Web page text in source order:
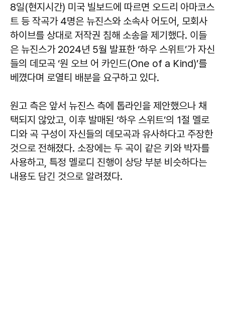
8일(현지시간) 미국 빌보드에 따르면 오드리 아마코스
트 등 작곡가 4명은 뉴진스와 소속사 어도어, 모회사
하이브를 상대로 저작권 침해 소송을 제기했다. 이들
은 뉴진스가 2024년 5월 발표한 ‘하우 스위트’가 자신
들의 데모곡 ‘원 오브 어 카인드(One of a Kind)’를
베꼈다며 로열티 배분을 요구하고 있다.
원고 측은 앞서 뉴진스 측에 톱라인을 제안했으나 채
택되지 않았고, 이후 발매된 ‘하우 스위트’의 1절 멜로
디와 곡 구성이 자신들의 데모곡과 유사하다고 주장한
것으로 전해졌다. 소장에는 두 곡이 같은 키와 박자를
사용하고, 특정 멜로디 진행이 상당 부분 비슷하다는
내용도 담긴 것으로 알려졌다.